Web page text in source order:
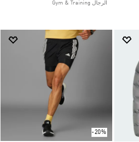
الرجال Gym & Training
-20%